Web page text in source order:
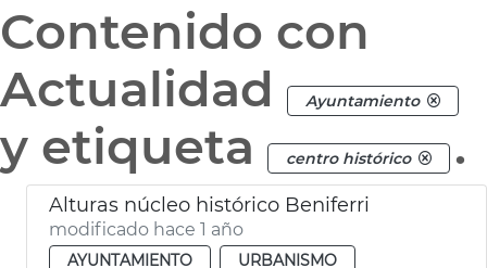
Contenido con
Actualidad
Ayuntamiento
y etiqueta centro histórico .
Alturas núcleo histórico Beniferri
modificado hace 1 año
AYUNTAMIENTO
URBANISMO